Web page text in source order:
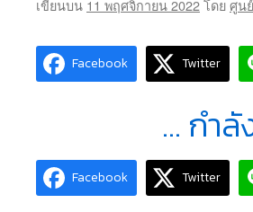
เขียนบน 11 พฤศจิกายน 2022โดยศูน
Facebook Twitter
… กำ
Facebook Twitter